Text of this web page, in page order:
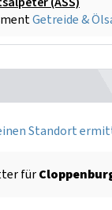
Getreide &
Standort
für